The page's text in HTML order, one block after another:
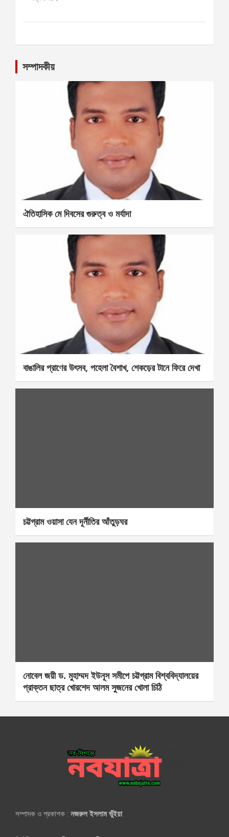
সম্পাদকীয়
ঐতিহাসিক মে দিবসের গুরুত্ব ও মর্যাদা
বাঙালির প্রাণের উৎসব, পহেলা বৈশাখ, শেকড়ের টানে ফিরে দেখা
চট্টগ্রাম ওয়াসা যেন দূর্নীতির আঁতুড়ঘর
নোবেল জয়ী ড. মুহাম্মদ ইউনূস সমীপে চট্টগ্রাম বিশ্ববিদ্যালয়ের
প্রাক্তন ছাত্র খোরশেদ আলম সুজনের খোলা চিঠি
সম্পাদক ও প্রকাশক : নজরুল ইসলাম ভুঁইয়া